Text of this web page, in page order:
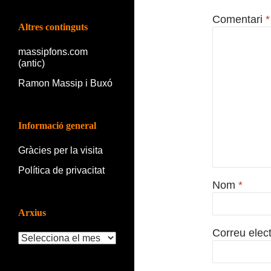
Comentari *
Nom *
Correu
Altres continguts
massipfons.com
(antic)
Ramon Massip i Buxó
Informació general
Gràcies per la visita
Política de privacitat
Arxius
Arxius